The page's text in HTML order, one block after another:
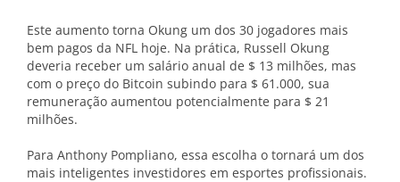
Este aumento torna Okung um dos 30 jogadores mais
bem pagos da NFL hoje. Na prática, Russell Okung
deveria receber um salário anual de $ 13 milhões, mas
com o preço do Bitcoin subindo para $ 61.000, sua
remuneração aumentou potencialmente para $ 21
milhões.
Para Anthony Pompliano, essa escolha o tornará um dos
mais inteligentes investidores em esportes profissionais.